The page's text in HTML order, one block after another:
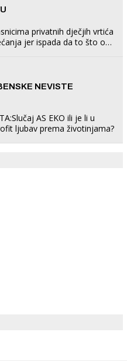
privatnih dječjih vrtića
jer ispada da to što oni
NEVISTE
AS EKO ili je li u
ljubav prema životinjama?